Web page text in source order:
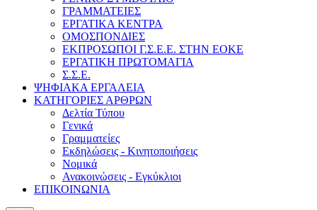
ΓΡΑΜΜΑΤΕΙΕΣ
ΕΡΓΑΤΙΚΑ ΚΕΝΤΡΑ
ΟΜΟΣΠΟΝΔΙΕΣ
ΕΚΠΡΟΣΩΠΟΙ Γ.Σ.Ε.Ε. ΣΤΗΝ ΕΟΚΕ
ΕΡΓΑΤΙΚΗ ΠΡΩΤΟΜΑΓΙΑ
Σ.Σ.Ε.
ΨΗΦΙΑΚΑ ΕΡΓΑΛΕΙΑ
ΚΑΤΗΓΟΡΙΕΣ ΑΡΘΡΩΝ
Δελτία Τύπου
Γενικά
Γραμματείες
Εκδηλώσεις - Κινητοποιήσεις
Νομικά
Ανακοινώσεις - Εγκύκλιοι
ΕΠΙΚΟΙΝΩΝΙΑ